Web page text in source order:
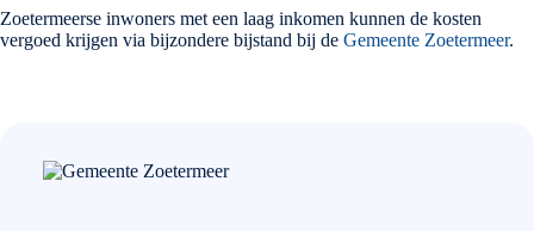
Zoetermeerse inwoners met een laag inkomen kunnen de kosten
vergoed krijgen via bijzondere bijstand bij de Gemeente Zoetermeer.